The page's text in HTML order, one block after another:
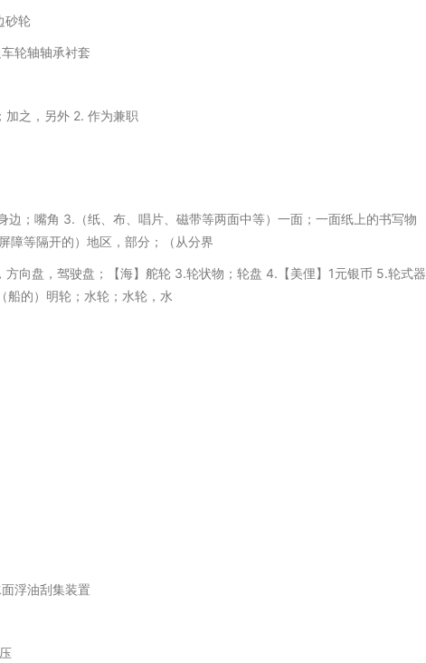
砂轮
轮轴轴承衬套
加之，另外 2. 作为兼职
边；嘴角 3.（纸、布、唱片、磁带等两面中等）一面；一面纸上的书写物
障等隔开的）地区，部分；（从分界
向盘，驾驶盘；【海】舵轮 3.轮状物；轮盘 4.【美俚】1元银币 5.轮式器
船的）明轮；水轮；水轮，水
面浮油刮集装置